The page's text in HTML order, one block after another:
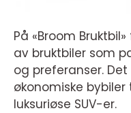
På «Broom
av bruktbiler som
og preferanser.
økonomiske
luksuriøse SUV-er.